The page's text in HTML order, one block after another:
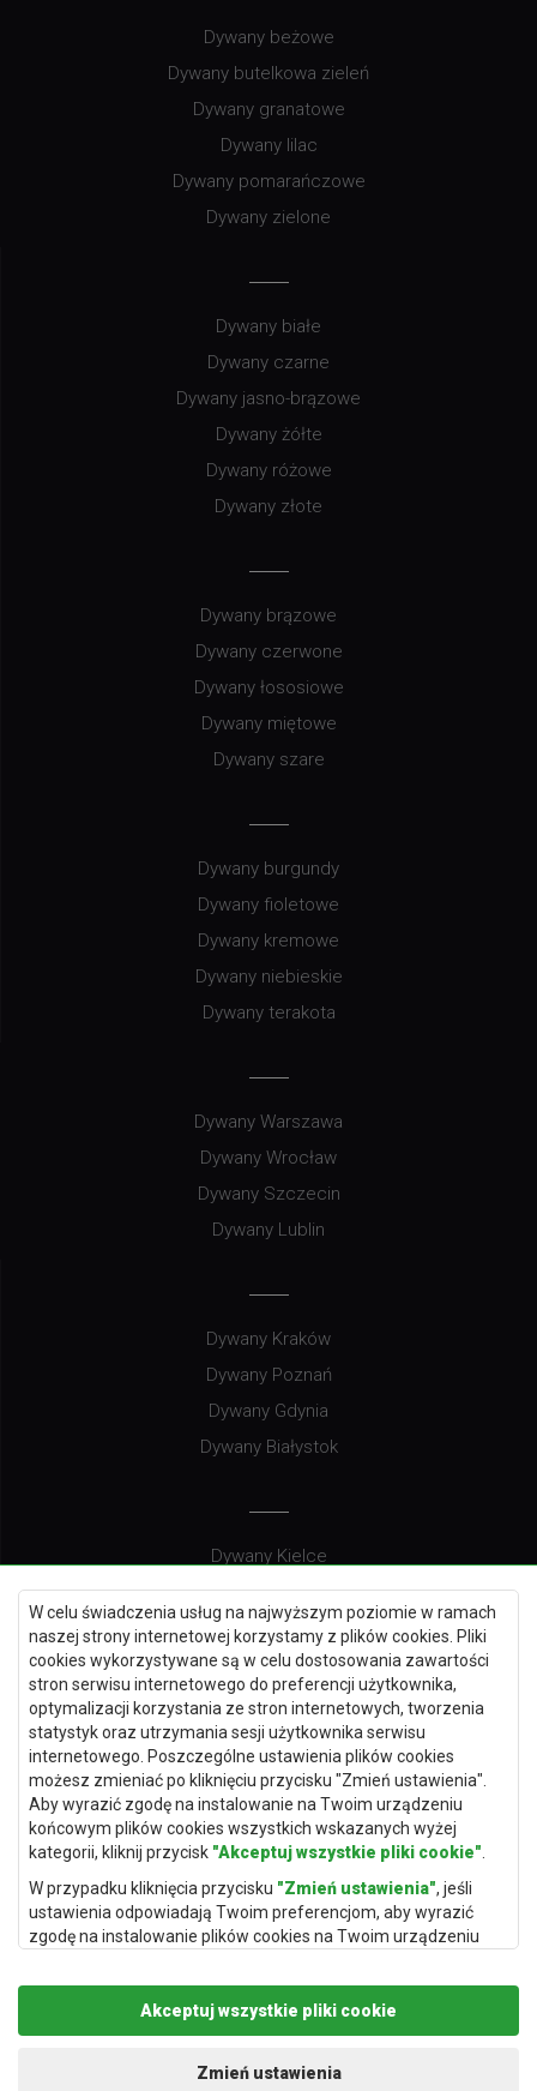
W celu świadczenia usług na najwyższym poziomie w ramach
naszej strony internetowej korzystamy z plików cookies. Pliki
cookies wykorzystywane są w celu dostosowania zawartości
stron serwisu internetowego do preferencji użytkownika,
optymalizacji korzystania ze stron internetowych, tworzenia
statystyk oraz utrzymania sesji użytkownika serwisu
internetowego. Poszczególne ustawienia plików cookies
możesz zmieniać po kliknięciu przycisku "Zmień ustawienia".
Aby wyrazić zgodę na instalowanie na Twoim urządzeniu
końcowym plików cookies wszystkich wskazanych wyżej
kategorii, kliknij przycisk "Akceptuj wszystkie pliki cookie"
W przypadku kliknięcia przycisku "Zmień ustawienia", jeśli
ustawienia odpowiadają Twoim preferencjom, aby wyrazić
zgodę na instalowanie plików cookies na Twoim urządzeniu
"Zapisz i zaakceptuj".
Podstawą przetwarzania danych osobowych, w zakresie w
administratora danych osobowych (Rugito Radosław Bartosik z
Akceptuj wszystkie pliki cookie
Zmień ustawienia
Dywany beżowe
Dywany butelkowa zieleń
Dywany granatowe
Dywany lilac
Dywany pomarańczowe
Dywany zielone
Dywany białe
Dywany czarne
Dywany jasno-brązowe
Dywany żółte
Dywany różowe
Dywany złote
Dywany brązowe
Dywany czerwone
Dywany łososiowe
Dywany miętowe
Dywany szare
Dywany burgundy
Dywany fioletowe
Dywany kremowe
Dywany niebieskie
Dywany terakota
Dywany Warszawa
Dywany Wrocław
Dywany Szczecin
Dywany Lublin
Dywany Kraków
Dywany Poznań
Dywany Gdynia
Dywany Białystok
Dywany Kielce
Dywany Gdańsk
Dywany Toruń
Dywany Bydgoszcz
Dywany Łódź
Dywany Katowice
Dywany Rzeszów
Dywany Częstochowa
Projekt i realizacja:dimax.pl